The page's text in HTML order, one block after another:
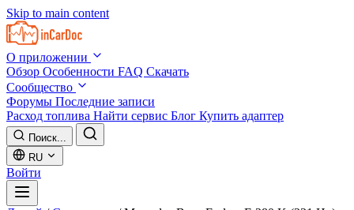
Skip to main content
О приложении
Обзор Особенности FAQ Скачать
Сообщество
Форумы Последние записи
Расход топлива Найти сервис Блог Купить адаптер
Поиск...
RU
Войти